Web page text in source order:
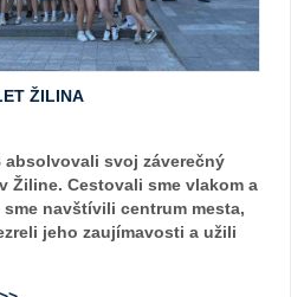
ŽILINA
absolvovali svoj záverečný
Žiline. Cestovali sme vlakom a
navštívili centrum mesta,
jeho zaujímavosti a užili